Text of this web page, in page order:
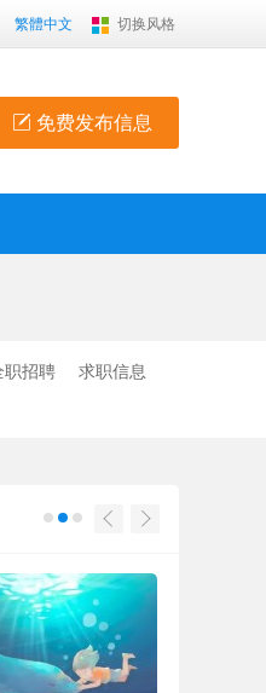
繁體中文 切换风格
免费发布信息
职招聘
求职信息